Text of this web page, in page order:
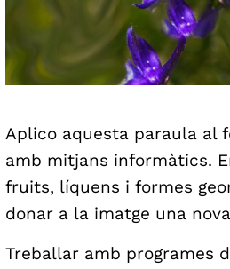
Aplico aquesta paraula al
amb mitjans informàtics.
fruits, líquens i formes
donar a la imatge una
Treballar amb programes